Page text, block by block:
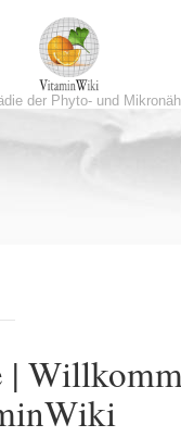
der Phyto- und
|